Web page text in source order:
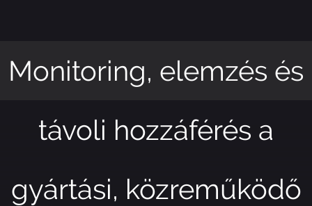
Monitoring, elemzés és
távoli hozzáférés a
gyártási, közreműködő